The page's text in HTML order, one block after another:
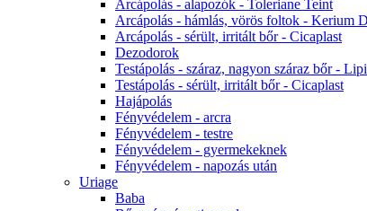
Arcápolás - alapozók - Toleriane Teint
Arcápolás - hámlás, vörös foltok - Kerium
Arcápolás - sérült, irritált bőr - Cicaplast
Dezodorok
Testápolás - száraz, nagyon száraz bőr -
Testápolás - sérült, irritált bőr - Cicaplast
Hajápolás
Fényvédelem - arcra
Fényvédelem - testre
Fényvédelem - gyermekeknek
Fényvédelem - napozás után
Uriage
Baba